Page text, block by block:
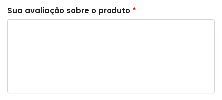
Sua avaliação sobre o produto *